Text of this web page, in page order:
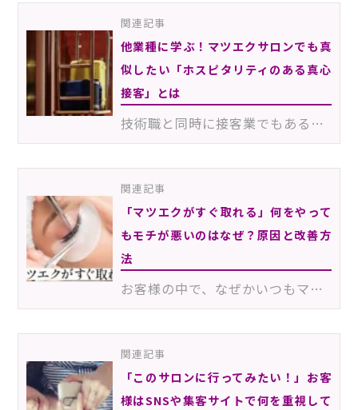
関連記事
他業種に学ぶ！マツエクサロンでも真
似したい「ホスピタリティのある真心
接客」とは
技術職と同時に接客業でもある、アイリスト。スクールの授業やサロンの研修で接客について学ぶとき、「ホ…
関連記事
「マツエクがすぐ取れる」何をやって
もモチが悪いのはなぜ？原因と改善方
法
お客様の中で、なぜかいつもマツエク施術後1～2週間でエクステがすぐ取れる方はいませんか？その原因をき…
関連記事
「このサロンに行ってみたい！」お客
様はSNSや集客サイトで何を重視して